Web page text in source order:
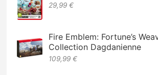
29,99 €
Fire Emblem: Fortune’s
Collection Dagdanienne
109,99 €